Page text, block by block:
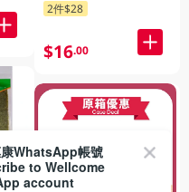
2件$28
$16.00
WhatsApp帳號
to Wellcome
account